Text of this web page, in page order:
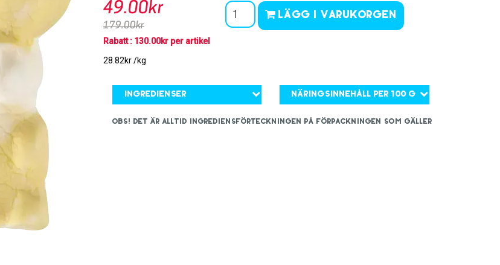
49.00kr
179.00kr
Rabatt : 130.00kr per artikel
28.82kr /kg
Lägg i varukorgen
Ingredienser Näringsinnehåll per 100 g
OBS! Det är alltid ingrediensförteckningen på förpackningen som gäller